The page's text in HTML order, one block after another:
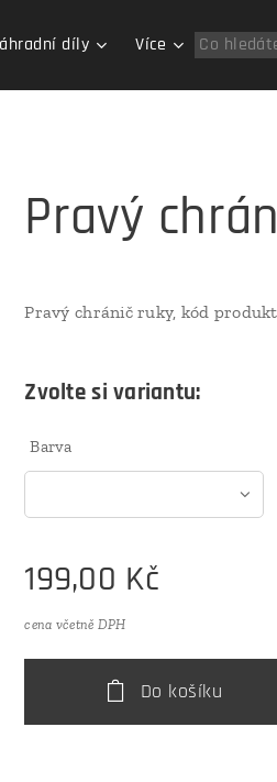
díly Více
Pravý
Pravý chránič ruky, kód
Zvolte si variantu:
Barva
199,00 Kč
cena včetně DPH
Do košíku